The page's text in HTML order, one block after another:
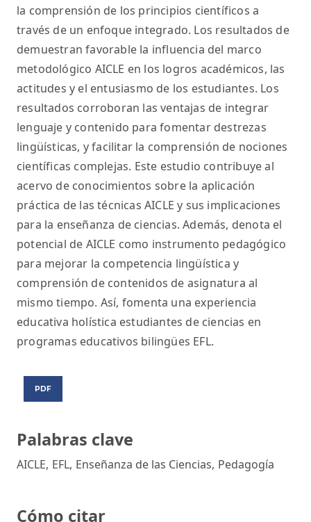
Palabras clave
AICLE, EFL, Enseñanza de las Ciencias, Pedagogía
Cómo citar
la comprensión de los principios científicos a
través de un enfoque integrado. Los resultados de
demuestran favorable la influencia del marco
metodológico AICLE en los logros académicos, las
actitudes y el entusiasmo de los estudiantes. Los
resultados corroboran las ventajas de integrar
lenguaje y contenido para fomentar destrezas
lingüísticas, y facilitar la comprensión de nociones
científicas complejas. Este estudio contribuye al
acervo de conocimientos sobre la aplicación
práctica de las técnicas AICLE y sus implicaciones
para la enseñanza de ciencias. Además, denota el
potencial de AICLE como instrumento pedagógico
para mejorar la competencia lingüística y
comprensión de contenidos de asignatura al
mismo tiempo. Así, fomenta una experiencia
educativa holística estudiantes de ciencias en
programas educativos bilingües EFL.
PDF